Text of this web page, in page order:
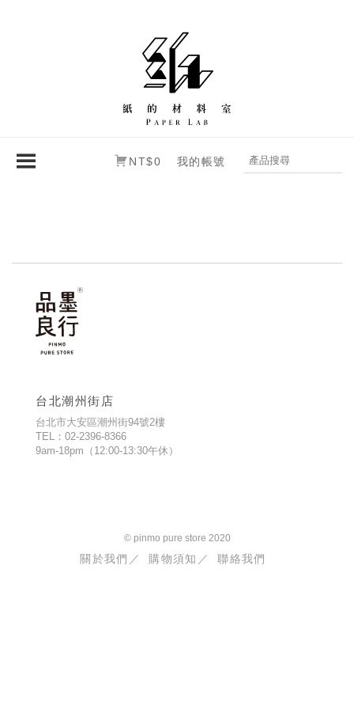
NT$0 我的帳號
台北潮州街店
台北市大安區潮州街94號2樓
TEL：02-2396-8366
9am-18pm（12:00-13:30午休）
© pinmo pure store 2020
關於我們／ 購物須知／ 聯絡我們